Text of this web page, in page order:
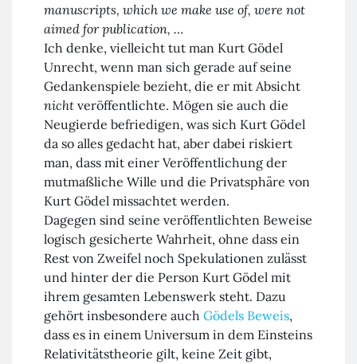
manuscripts, which we make use of, were not
aimed for publication, …
Ich denke, vielleicht tut man Kurt Gödel
Unrecht, wenn man sich gerade auf seine
Gedankenspiele bezieht, die er mit Absicht
nicht veröffentlichte. Mögen sie auch die
Neugierde befriedigen, was sich Kurt Gödel
da so alles gedacht hat, aber dabei riskiert
man, dass mit einer Veröffentlichung der
mutmaßliche Wille und die Privatsphäre von
Kurt Gödel missachtet werden.
Dagegen sind seine veröffentlichten Beweise
logisch gesicherte Wahrheit, ohne dass ein
Rest von Zweifel noch Spekulationen zulässt
und hinter der die Person Kurt Gödel mit
ihrem gesamten Lebenswerk steht. Dazu
gehört insbesondere auch Gödels Beweis,
dass es in einem Universum in dem Einsteins
Relativitätstheorie gilt, keine Zeit gibt,